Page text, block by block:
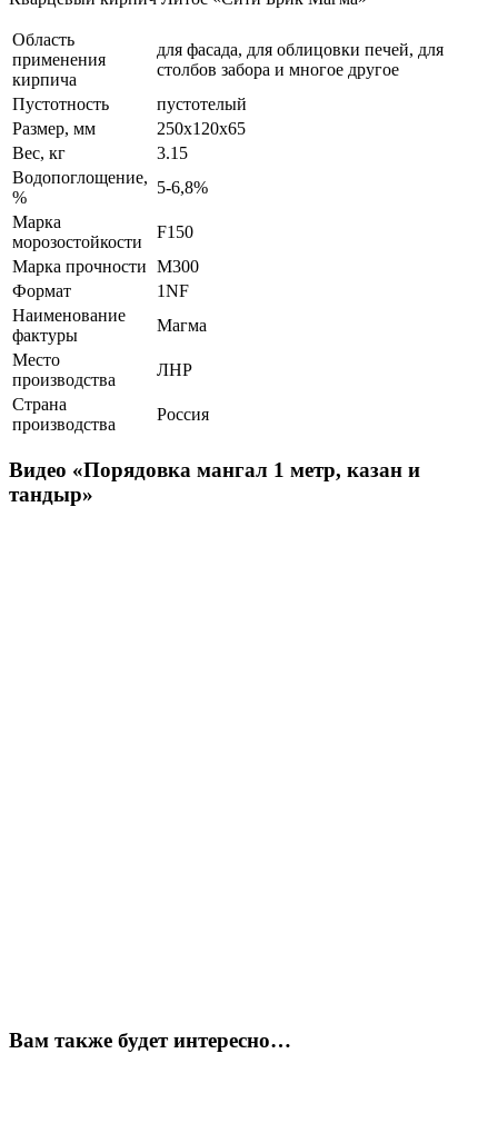
Область
применения
кирпича
для фасада, для облицовки печей, для
столбов забора и многое другое
Пустотность
пустотелый
Размер, мм
250х120х65
Вес, кг
3.15
Водопоглощение,
%
5-6,8%
Марка
морозостойкости
F150
Марка прочности М300
Формат
1NF
Наименование
фактуры
Магма
Место
производства
ЛНР
Страна
производства
Россия
Видео «Порядовка мангал 1 метр, казан и
тандыр»
Вам также будет интересно…